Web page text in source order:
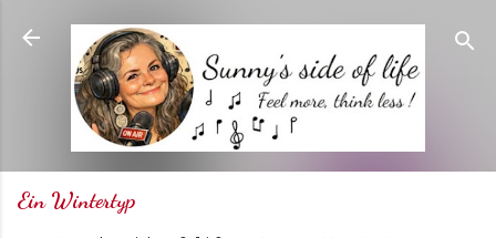
Direkt zum Hauptbereich
Ein Wintertyp